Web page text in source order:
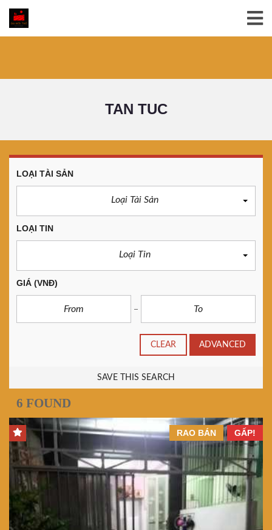
TAN TUC
LOẠI TÀI SẢN
Loại Tài Sản
LOẠI TIN
Loại Tin
GIÁ (VNĐ)
CLEAR ADVANCED
SAVE THIS SEARCH
6 FOUND
GẤP!
RAO BÁN